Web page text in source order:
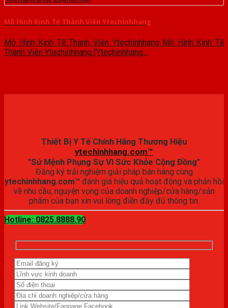
Mô Hình Kinh Tế Thành Viên Ytechinhhang
Mô Hình Kinh Tế Thành Viên Ytechinhhang Mô Hình Kinh Tế
Thành Viên Ytechinhhang (Ytechinhhang...
Thiết Bị Y Tế Chính Hãng Thương Hiệu
ytechinhhang.com™
"Sứ Mệnh Phụng Sự Vì Sức Khỏe Cộng Đồng"
Đăng ký trải nghiệm giải pháp bán hàng cùng
ytechinhhang.com™ đánh giá hiệu quả hoạt động và phản hồi
về nhu cầu, nguyện vọng của doanh nghiệp/cửa hàng/sản
phẩm của bạn xin vui lòng điền đầy đủ thông tin.
Hotline: 0825.8888.90